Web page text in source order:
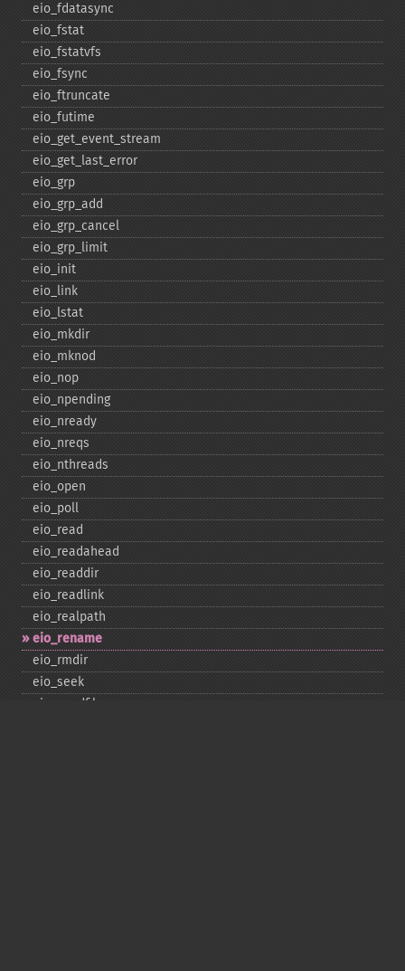
eio_​fdatasync
eio_​fstat
eio_​fstatvfs
eio_​fsync
eio_​ftruncate
eio_​futime
eio_​get_​event_​stream
eio_​get_​last_​error
eio_​grp
eio_​grp_​add
eio_​grp_​cancel
eio_​grp_​limit
eio_​init
eio_​link
eio_​lstat
eio_​mkdir
eio_​mknod
eio_​nop
eio_​npending
eio_​nready
eio_​nreqs
eio_​nthreads
eio_​open
eio_​poll
eio_​read
eio_​readahead
eio_​readdir
eio_​readlink
eio_​realpath
eio_​rename
eio_​rmdir
eio_​seek
eio_​sendfile